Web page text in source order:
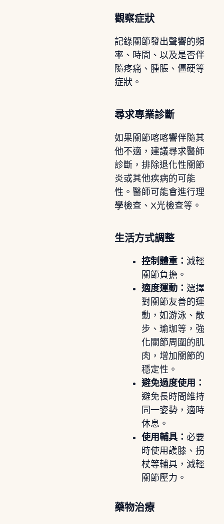
觀察症狀
記錄關節發出聲響的頻
率、時間、以及是否伴
隨疼痛、腫脹、僵硬等
症狀。
尋求專業診斷
如果關節喀喀響伴隨其
他不適，建議尋求醫師
診斷，排除退化性關節
炎或其他疾病的可能
性。醫師可能會進行理
學檢查、X光檢查等。
生活方式調整
控制體重： 減輕
關節負擔。
適度運動： 選擇
對關節友善的運
動，如游泳、散
步、瑜珈等，強
化關節周圍的肌
肉，增加關節的
穩定性。
避免過度使用：
避免長時間維持
同一姿勢，適時
休息。
使用輔具： 必要
時使用護膝、拐
杖等輔具，減輕
關節壓力。
藥物治療